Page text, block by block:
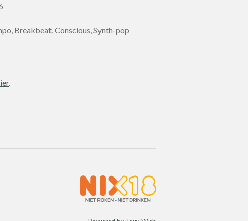
Breakbeat, Conscious, Synth-pop
.